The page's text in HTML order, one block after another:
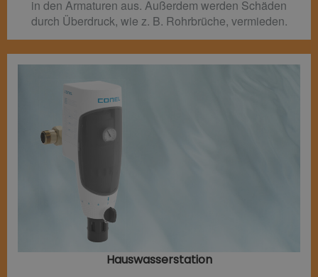
in den Armaturen aus. Außerdem werden Schäden
durch Überdruck, wie z. B. Rohrbrüche, vermieden.
Hauswasserstation